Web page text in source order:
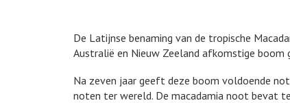
De Latijnse benaming van de tropische
Australië en Nieuw Zeeland afkomstige
Na zeven jaar geeft deze boom voldoende
noten ter wereld. De macadamia noot bevat